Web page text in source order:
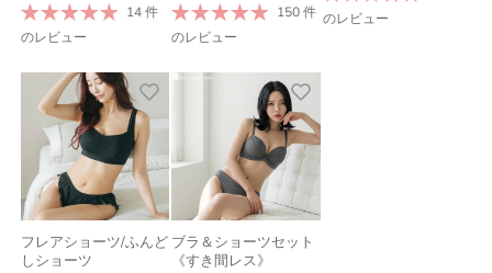
14 件
のレビュー
150 件
のレビュー
のレビュー
フレアショーツ/ふんど
しショーツ
ブラ＆ショーツセット
《すき間レス》